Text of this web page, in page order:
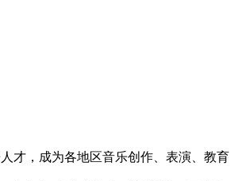
才，成为各地区音乐创作、表演、教育